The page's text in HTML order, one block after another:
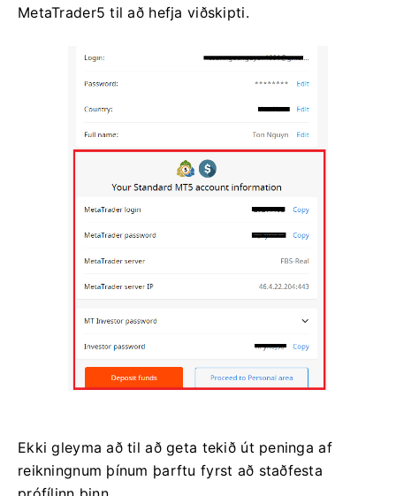
MetaTrader5 til að hefja viðskipti.
Ekki gleyma að til að geta tekið út peninga af
reikningnum þínum þarftu fyrst að staðfesta